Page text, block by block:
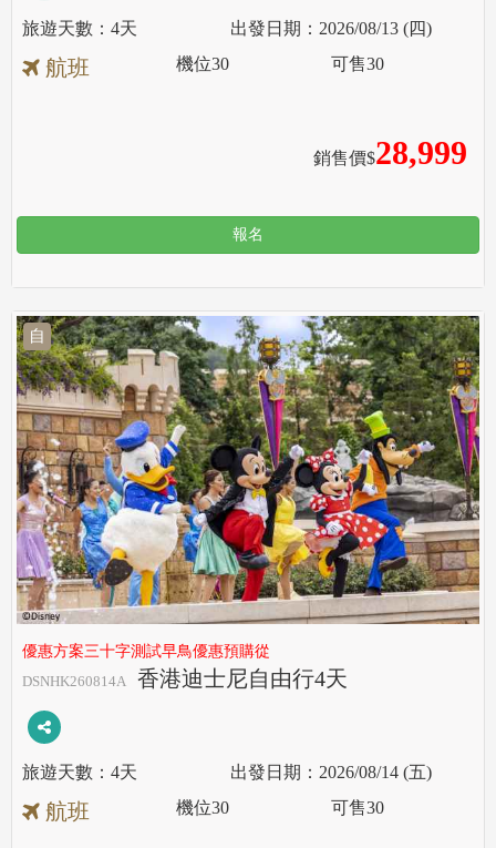
4天 2026/08/13 (四)
航班
銷售價$28,999
機位30 可售30
報名
自
優惠方案三十字測試早鳥優惠預購從
DSNHK260814A
香港迪士尼自由行4天
4天 2026/08/14 (五)
航班 機位30 可售30